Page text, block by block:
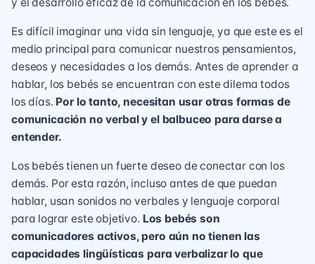
y el desarrollo eficaz de la comunicación en los bebés.
Es difícil imaginar una vida sin lenguaje, ya que este es el
medio principal para comunicar nuestros pensamientos,
deseos y necesidades a los demás. Antes deaprender a
hablar, los bebés se encuentran con este dilema todos
los días. Por lo tanto, necesitan usar otras formas de
comunicación no verbal y el balbuceo para darse a
entender.
Los bebés tienen un fuerte deseo de conectar con los
demás. Por esta razón, incluso antes de que puedan
hablar, usan sonidos no verbales y lenguaje corporal
para lograr este objetivo. Los bebés son
comunicadores activos, pero aún no tienen las
capacidades lingüísticas para verbalizar lo que